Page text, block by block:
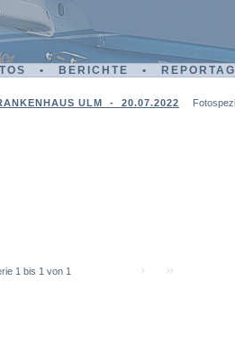
• BERICHTE •
ULM - 20.07.2022
1 bis 1 von 1